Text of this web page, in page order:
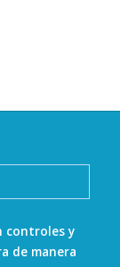
controles y
de manera